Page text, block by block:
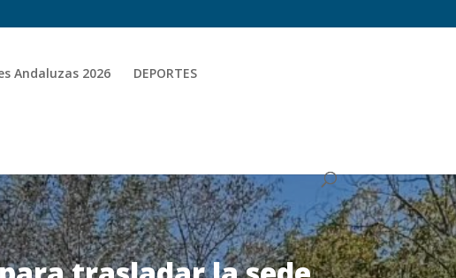
Andaluzas 2026 DEPORTES